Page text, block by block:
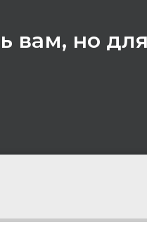
вам, но